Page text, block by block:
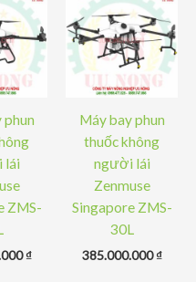
phun
lái
ZMS-
₫
Máy bay phun
thuốc không
người lái
Zenmuse
Singapore ZMS-
30L
385.000.000₫